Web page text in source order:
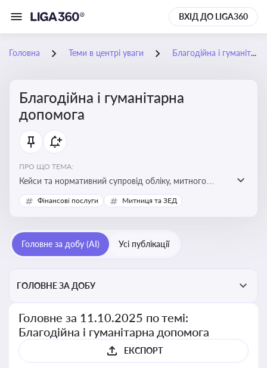
ВХІД ДО LIGA360
Головна Теми в центрі уваги Благодійна і гуманітарна допомога
Благодійна і гуманітарна
допомога
ПРО ЩО ТЕМА:
Кейси та нормативний супровід обліку, митного
оформлення, контролю та утилізації гуманітарної або
благодійної допомоги
Фінансові послуги Митниця та ЗЕД
Головне за добу (AI) Усі публікації
ГОЛОВНЕ ЗА ДОБУ
Головне за 11.10.2025 по темі:
Благодійна і гуманітарна допомога
ЕКСПОРТ